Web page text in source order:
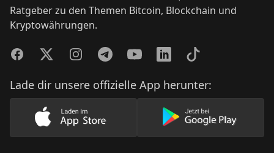
Ratgeber zu den Themen Bitcoin, Blockchain und
Kryptowährungen.
FacebookTwitterInstagramTelegramYouTubeLinkedInTikTok
Lade dir unsere offizielle App herunter:
Lade unsere App im AppStore herunter
Lade unsere